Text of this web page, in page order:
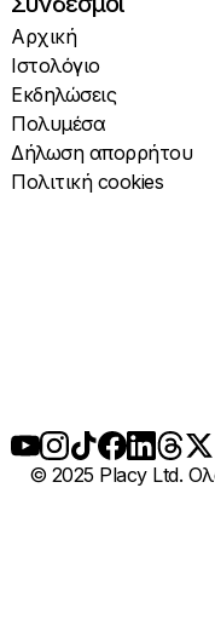
Αρχική
Ιστολόγιο
Εκδηλώσεις
Πολυμέσα
Δήλωση απορρήτου
Πολιτική cookies
© 2025 Placy Ltd.